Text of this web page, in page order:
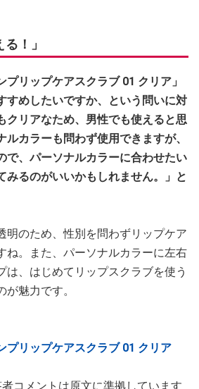
！ 」
プリップケアスクラブ 01 クリア」
すめしたいですか、という問いに対
クリアなため、男性でも使えると思
ルカラーも問わず使用できますが、
で、パーソナルカラーに合わせたい
みるのがいいかもしれません。」と
明のため、性別を問わずリップケア
ね。また、パーソナルカラーに左右
は、はじめてリップスクラブを使う
魅力です。
リップケアスクラブ 01 クリア
コメントは原文に準拠しています